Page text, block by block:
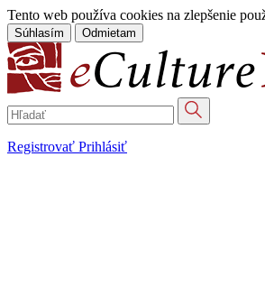
Tento web používa cookies na zlepšenie
Súhlasím Odmietam
Registrovať Prihlásiť